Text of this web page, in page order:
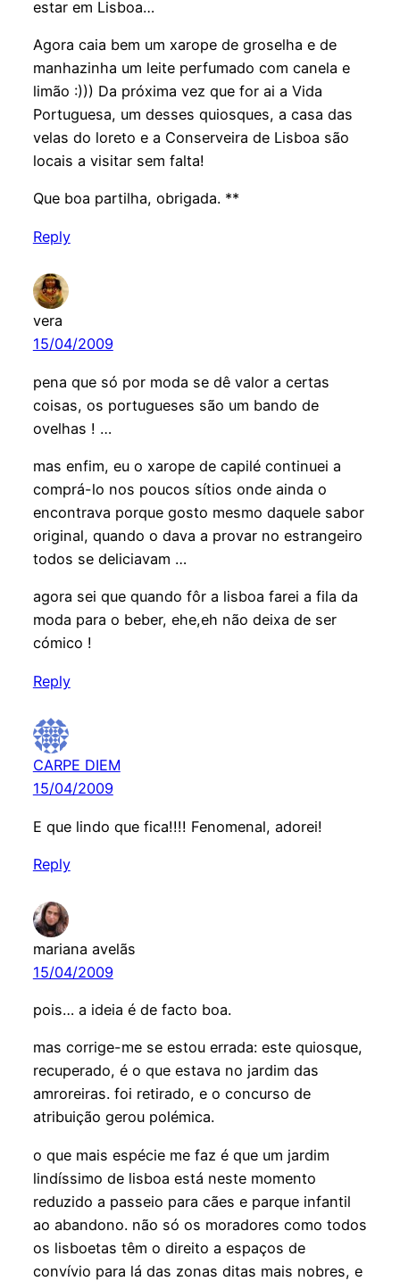
estar em Lisboa…
Agora caia bem um xarope de groselha e de
manhazinha um leite perfumado com canela e
limão :))) Da próxima vez que for ai a Vida
Portuguesa, um desses quiosques, a casa das
velas do loreto e a Conserveira de Lisboa são
locais a visitar sem falta!
Que boa partilha, obrigada. **
Reply
vera
15/04/2009
pena que só por moda se dê valor a certas
coisas, os portugueses são um bando de
ovelhas ! …
mas enfim, eu o xarope de capilé continuei a
comprá-lo nos poucos sítios onde ainda o
encontrava porque gosto mesmo daquele sabor
original, quando o dava a provar no estrangeiro
todos se deliciavam …
agora sei que quando fôr a lisboa farei a fila da
moda para o beber, ehe,eh não deixa de ser
cómico !
Reply
CARPE DIEM
15/04/2009
E que lindo que fica!!!! Fenomenal, adorei!
Reply
mariana avelãs
15/04/2009
pois… a ideia é de facto boa.
mas corrige-me se estou errada: este quiosque,
recuperado, é o que estava no jardim das
amroreiras. foi retirado, e o concurso de
atribuição gerou polémica.
o que mais espécie me faz é que um jardim
lindíssimo de lisboa está neste momento
reduzido a passeio para cães e parque infantil
ao abandono. não só os moradores como todos
os lisboetas têm o direito a espaços de
convívio para lá das zonas ditas mais nobres, e